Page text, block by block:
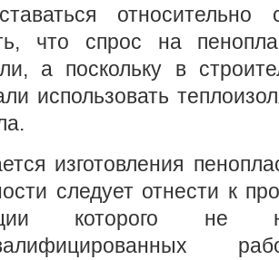
относительно
что спрос на
а поскольку в
использовать
изготовления
следует отнести к
которого не